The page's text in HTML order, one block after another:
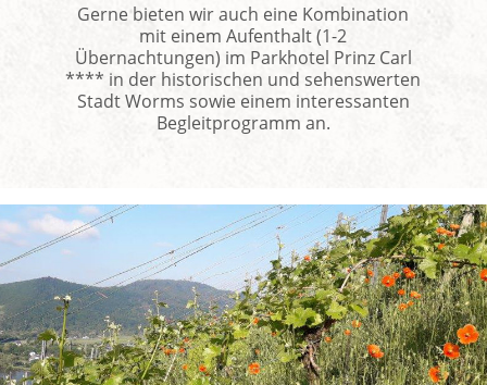
Gerne bieten wir auch eine Kombination
mit einem Aufenthalt (1-2
Übernachtungen) im Parkhotel Prinz Carl
**** in der historischen und sehenswerten
Stadt Worms sowie einem interessanten
Begleitprogramm an.